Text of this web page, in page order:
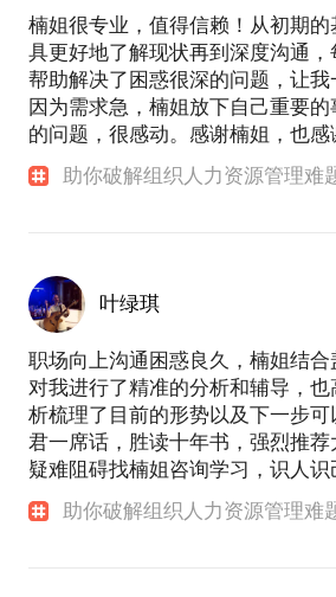
楠姐很专业，值得信赖！从初期
具更好地了解现状再到深度沟通，
帮助解决了困惑很深的问题，让我
因为需求急，楠姐放下自己重要
的问题，很感动。感谢楠姐，也感
助你破解组织人力资源管理难
叶绿琪
职场向上沟通困惑良久，楠姐结
对我进行了精准的分析和辅导，
析梳理了目前的形势以及下一步
君一席话，胜读十年书，强烈推荐
疑难阻碍找楠姐咨询学习，识人识
助你破解组织人力资源管理难